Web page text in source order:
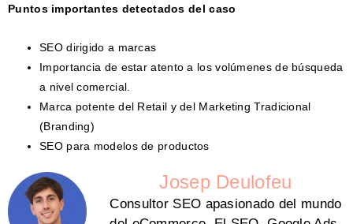
Puntos importantes detectados del caso
SEO dirigido a marcas
Importancia de estar atento a los volúmenes de búsqueda
a nivel comercial.
Marca potente del Retail y del Marketing Tradicional
(Branding)
SEO para modelos de productos
Josep Deulofeu
Consultor SEO apasionado del mundo